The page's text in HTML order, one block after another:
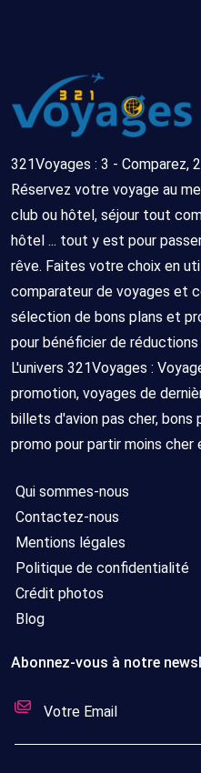
321Voyages : 3 - Comparez,
Réservez votre voyage au
club ou hôtel, séjour tout
hôtel ... tout y est pour
rêve. Faites votre choix en
comparateur de voyages et
sélection de bons plans et
pour bénéficier de
L'univers 321Voyages :
promotion, voyages de
billets d'avion pas cher, bons
promo pour partir moins cher
Qui sommes-nous
Contactez-nous
Mentions légales
Politique de confidentialité
Crédit photos
Blog
Abonnez-vous à notre